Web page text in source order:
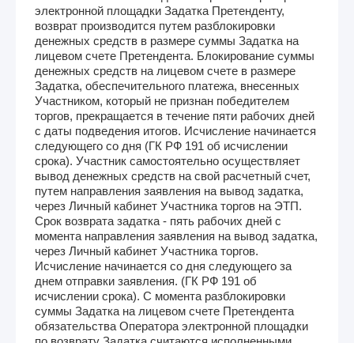
электронной площадки Задатка Претенденту,
возврат производится путем разблокировки
денежных средств в размере суммы Задатка на
лицевом счете Претендента. Блокирование суммы
денежных средств на лицевом счете в размере
Задатка, обеспечительного платежа, внесенных
Участником, который не признан победителем
торгов, прекращается в течение пяти рабочих дней
с даты подведения итогов. Исчисление начинается
следующего со дня (ГК РФ 191 об исчислении
срока). Участник самостоятельно осуществляет
вывод денежных средств на свой расчетный счет,
путем направления заявления на вывод задатка,
через Личный кабинет Участника торгов на ЭТП.
Срок возврата задатка - пять рабочих дней с
момента направления заявления на вывод задатка,
через Личный кабинет Участника торгов.
Исчисление начинается со дня следующего за
днем отправки заявления. (ГК РФ 191 об
исчислении срока). С момента разблокировки
суммы Задатка на лицевом счете Претендента
обязательства Оператора электронной площадки